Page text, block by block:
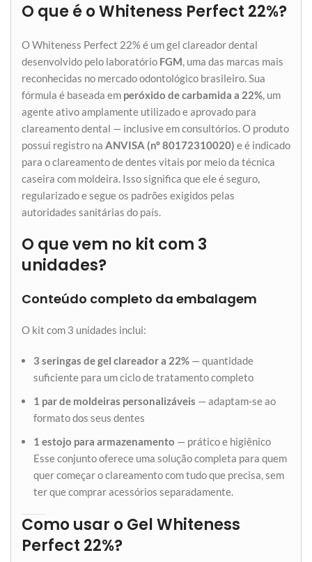
O que é o Whiteness Perfect 22%?
O Whiteness Perfect 22% é um gel clareador dental
desenvolvido pelo laboratório FGM, uma das marcas mais
reconhecidas no mercado odontológico brasileiro. Sua
fórmula é baseada em peróxido de carbamida a 22%, um
agente ativo amplamente utilizado e aprovado para
clareamento dental — inclusive em consultórios. O produto
possui registro na ANVISA (nº 80172310020) e é indicado
para o clareamento de dentes vitais por meio da técnica
caseira com moldeira. Isso significa que ele é seguro,
regularizado e segue os padrões exigidos pelas
autoridades sanitárias do país.
O que vem no kit com 3
unidades?
Conteúdo completo da embalagem
O kit com 3 unidades inclui:
3 seringas de gel clareador a 22% — quantidade
suficiente para um ciclo de tratamento completo
1 par de moldeiras personalizáveis — adaptam-se ao
formato dos seus dentes
1 estojo para armazenamento — prático e higiênico
Esse conjunto oferece uma solução completa para quem
quer começar o clareamento com tudo que precisa, sem
ter que comprar acessórios separadamente.
Como usar o Gel Whiteness
Perfect 22%?